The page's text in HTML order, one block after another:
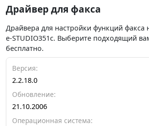
Драйвер для факса
Драйвера для настройки функций факса
e-STUDIO351c. Выберите подходящий
бесплатно.
Версия:
2.2.18.0
Обновление:
21.10.2006
Операционная система: